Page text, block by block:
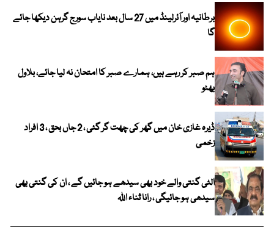
برطانیہ اور آئرلینڈ میں 27 سال بعد نایاب سورج گرہن دیکھا جائے
گا
ہم صبر کر رہے ہیں، ہمارے صبر کا امتحان نہ لیا جائے، بلاول
بھٹو
ڈیرہ غازی خان میں گھر کی چھت گر گئی ، 2 جاں بحق ، 3 افراد
زخمی
الٹی گنتی والے خود بھی سیدھے ہو جائیں گے ، ان کی گنتی بھی
سیدھی ہو جائیگی ، رانا ثناء اللہ